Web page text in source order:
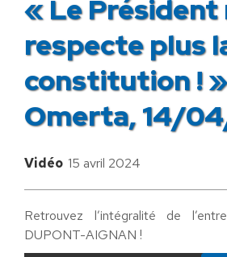
« Le Président
respecte plus
constitution ! »
Omerta, 14/
Vidéo 15 avril 2024
Retrouvez l’intégralité de
DUPONT-AIGNAN !